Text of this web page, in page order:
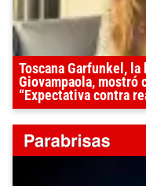
Toscana Garfunkel,
Giovampaola, mostró
“Expectativa contra